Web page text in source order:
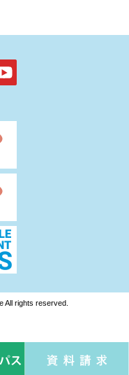
All rights reserved.